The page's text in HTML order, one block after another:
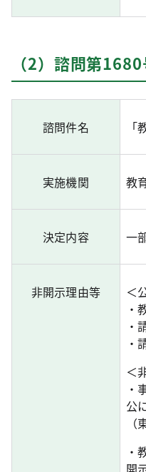
（2）諮問第
諮問件名
実施機関 教
決定内容 一
非開示理由等
＜
・
・
・
＜
・
公
・
開